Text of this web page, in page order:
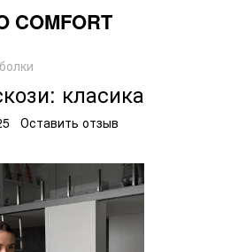
COMFORT
класика
Оставить отзыв